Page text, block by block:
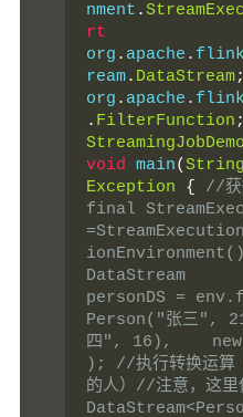
nment .
rt
org . apache . flink
ream. DataStream;
org . apache . flink
. FilterFunction ;
void main(String
Exception
{
//获
final
DataStream
personDS =
Person("张三",
四", 16),    new
); //执行转换运算
的人）//注意，这里